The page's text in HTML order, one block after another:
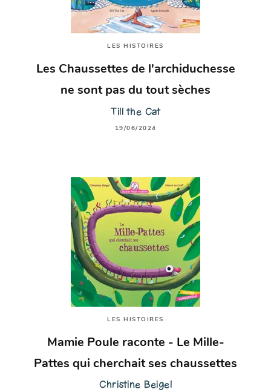
LES HISTOIRES
Les Chaussettes de l'archiduchesse
ne sont pas du tout sèches
Till the Cat
19/06/2024
LES HISTOIRES
Mamie Poule raconte - Le Mille-
Pattes qui cherchait ses chaussettes
Christine Beigel